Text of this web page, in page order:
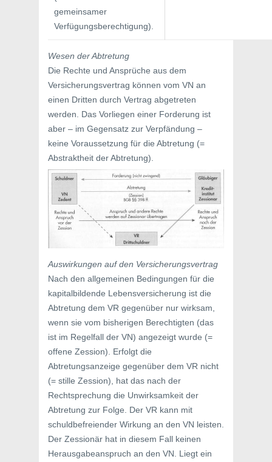
gemeinsamer
Verfügungsberechtigung).
Wesen der Abtretung
Die Rechte und Ansprüche aus dem
Versicherungsvertrag können vom VN an
einen Dritten durch Vertrag abgetreten
werden. Das Vorliegen einer Forderung ist
aber – im Gegensatz zur Verpfändung –
keine Voraussetzung für die Abtretung (=
Abstraktheit der Abtretung).
Auswirkungen auf den Versicherungsvertrag
Nach den allgemeinen Bedingungen für die
kapitalbildende Lebensversicherung ist die
Abtretung dem VR gegenüber nur wirksam,
wenn sie vom bisherigen Berechtigten (das
ist im Regelfall der VN) angezeigt wurde (=
offene Zession). Erfolgt die
Abtretungsanzeige gegenüber dem VR nicht
(= stille Zession), hat das nach der
Rechtsprechung die Unwirksamkeit der
Abtretung zur Folge. Der VR kann mit
schuldbefreiender Wirkung an den VN leisten.
Der Zessionär hat in diesem Fall keinen
Herausgabeanspruch an den VN. Liegt ein